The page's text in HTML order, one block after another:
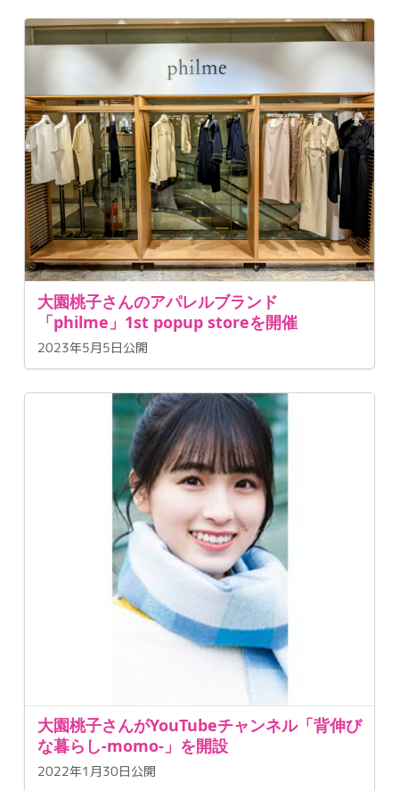
大園桃子さんのアパレルブランド
「philme」1st popup storeを開催
2023年5月5日公開
大園桃子さんがYouTubeチャンネル「背伸び
な暮らし-momo-」を開設
2022年1月30日公開